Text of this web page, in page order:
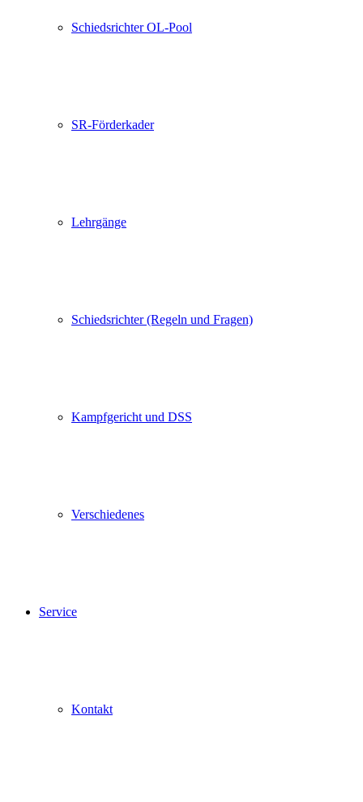
Schiedsrichter OL-Pool
SR-Förderkader
Lehrgänge
Schiedsrichter (Regeln und Fragen)
Kampfgericht und DSS
Verschiedenes
Service
Kontakt